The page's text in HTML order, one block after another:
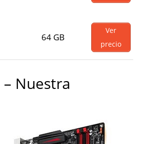
64 GB
Ver
precio
– Nuestra